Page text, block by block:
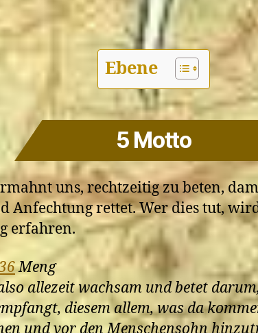
Ebene
5 Motto
uns, rechtzeitig zu beten,
Anfechtung rettet. Wer dies tut,
erfahren.
Meng
allezeit wachsam und betet
diesem allem, was da